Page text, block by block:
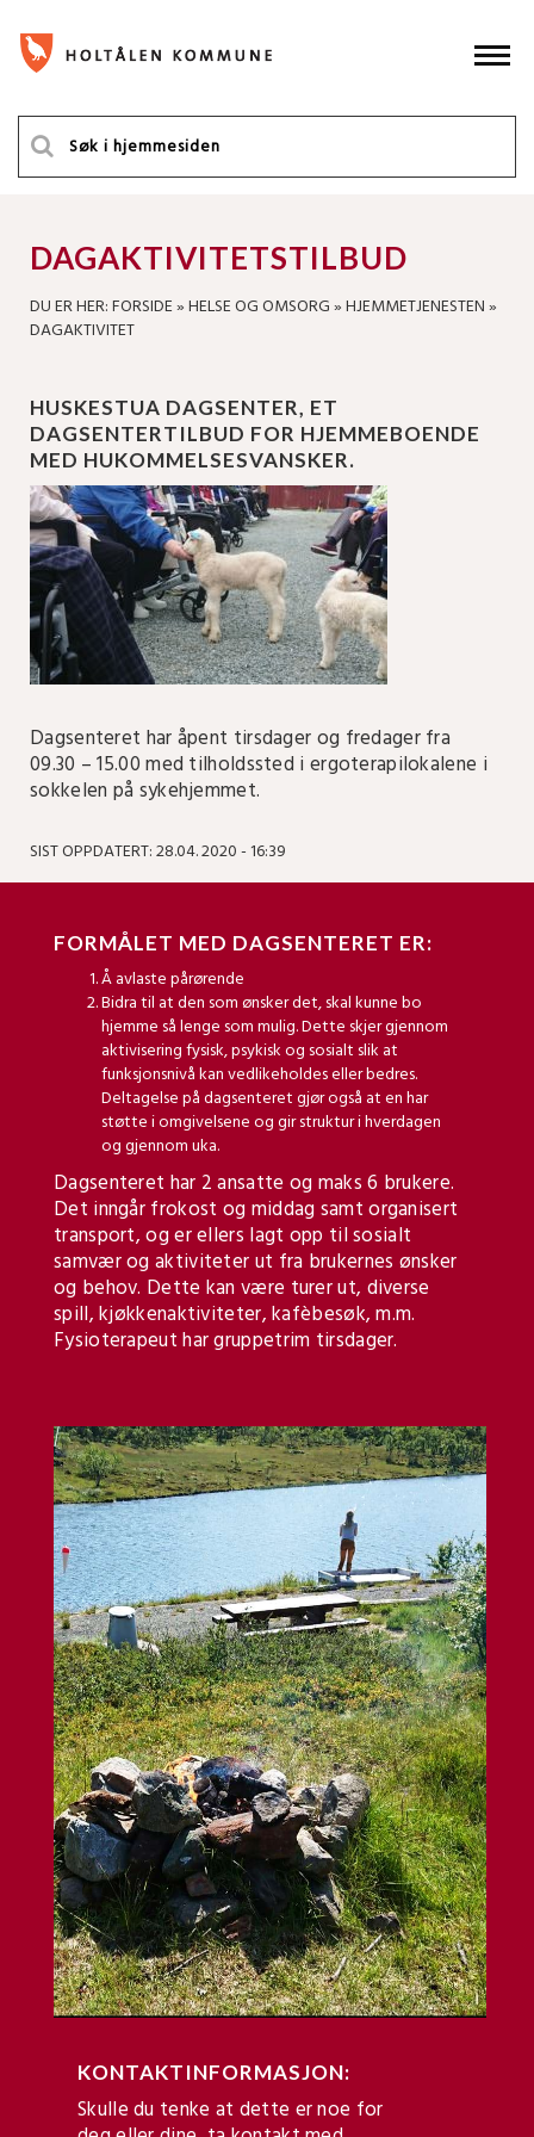
DAGAKTIVITETSTILBUD
DU ER HER:FORSIDE»HELSE OG OMSORG»HJEMMETJENESTEN»
DAGAKTIVITET
HUSKESTUA DAGSENTER, ET
DAGSENTERTILBUD FOR HJEMMEBOENDE
MED HUKOMMELSESVANSKER.
Dagsenteret har åpent tirsdager og fredager fra
09.30 – 15.00 med tilholdssted i ergoterapilokalene i
sokkelen på sykehjemmet.
SIST OPPDATERT: 28.04. 2020 - 16:39
FORMÅLET MED DAGSENTERET ER:
Å avlaste pårørende
Bidra til at den som ønsker det, skal kunne bo
hjemme så lenge som mulig. Dette skjer gjennom
aktivisering fysisk, psykisk og sosialt slik at
funksjonsnivå kan vedlikeholdes eller bedres.
Deltagelse på dagsenteret gjør også at en har
støtte i omgivelsene og gir struktur i hverdagen
og gjennom uka.
Dagsenteret har 2 ansatte og maks 6 brukere.
Det inngår frokost og middag samt organisert
transport, og er ellers lagt opp til sosialt
samvær og aktiviteter ut fra brukernes ønsker
og behov. Dette kan være turer ut, diverse
spill, kjøkkenaktiviteter, kafèbesøk, m.m.
Fysioterapeut har gruppetrim tirsdager.
KONTAKTINFORMASJON:
Skulle du tenke at dette er noe for